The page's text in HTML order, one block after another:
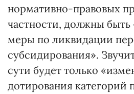
нормативно-правовых
частности, должны
меры по ликвидации
субсидирования».
сути будет только
дотирования категорий